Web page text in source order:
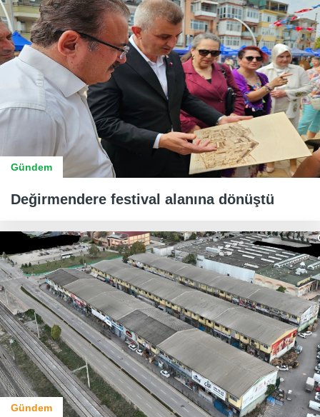
Gündem
Değirmendere festival alanına dönüştü
Gündem